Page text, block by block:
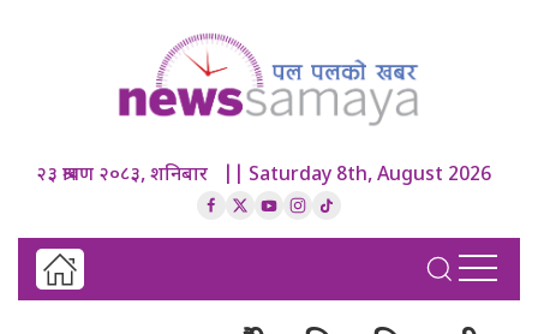
२३ श्रावण २०८३, शनिबार || Saturday 8th, August 2026